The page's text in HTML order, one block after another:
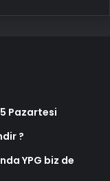
Pazartesi
?
YPG biz de